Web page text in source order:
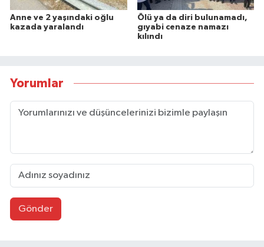
Anne ve 2 yaşındaki oğlu
kazada yaralandı
Ölü ya da diri bulunamadı,
gıyabi cenaze namazı
kılındı
Yorumlar
Gönder